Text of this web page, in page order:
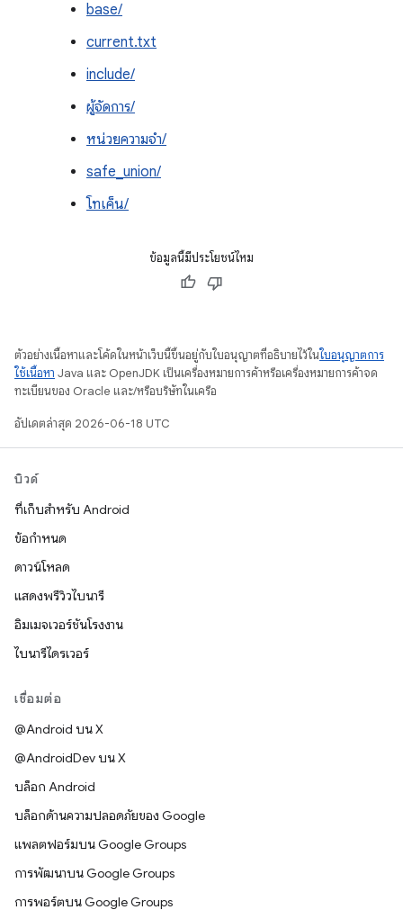
base/
current.txt
include/
ผู้จัดการ/
หน่วยความจำ/
safe_union/
โทเค็น/
ข้อมูลนี้มีประโยชน์ไหม
ตัวอย่างเนื้อหาและโค้ดในหน้าเว็บนี้ขึ้นอยู่กับใบอนุญาตที่อธิบายไว้ในใบอนุญาตการ
ใช้เนื้อหา Java และ OpenJDK เป็นเครื่องหมายการค้าหรือเครื่องหมายการค้าจด
ทะเบียนของ Oracle และ/หรือบริษัทในเครือ
อัปเดตล่าสุด 2026-06-18 UTC
บิวด์
ที่เก็บสำหรับ Android
ข้อกำหนด
ดาวน์โหลด
แสดงพรีวิวไบนารี
อิมเมจเวอร์ชันโรงงาน
ไบนารีไดรเวอร์
เชื่อมต่อ
@Android บน X
@AndroidDev บน X
บล็อก Android
บล็อกด้านความปลอดภัยของ Google
แพลตฟอร์มบน Google Groups
การพัฒนาบน Google Groups
การพอร์ตบน Google Groups